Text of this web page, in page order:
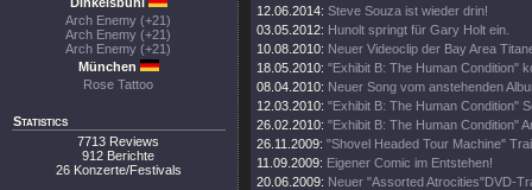
Arch Enemy (+21)
Arch Enemy (+21)
Arch Enemy (+21)
München
Rose Tattoo
Statistics
7713 Reviews
912 Berichte
26 Konzerte/Festivals
12.06.2014: Steve Souza ist wieder drin!
03.05.2012: Hunolt springt für Gary Holt ein.
10.08.2010: Neuer Videoclip der Bay Area
18.05.2010: "Exhibit B: The Human Condition"
08.04.2010: Neuer Song vom anstehenden
12.03.2010: "Exhibit B: The Human Condition"
26.02.2010: "Exhibit B: The Human Condition"
26.11.2009: "Shovel Headed Tour Machine"
11.09.2009: Eigener Comic im Entstehen!
20.06.2009: Neuer "Assorted Atrocities"DVD-